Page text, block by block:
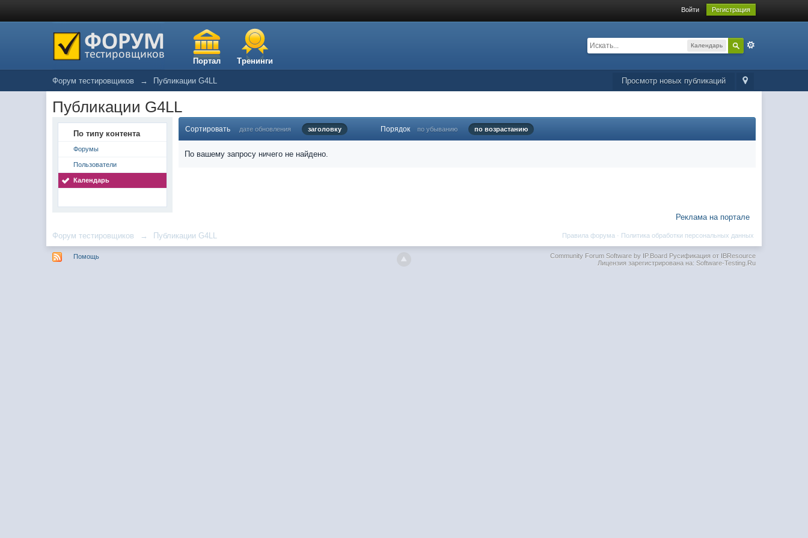
Войти Регистрация
Портал Тренинги
Календарь
Просмотр новых публикаций
Форум тестировщиков → Публикации G4LL
Публикации G4LL
По типу контента
Форумы
Пользователи
Календарь
Сортировать дате обновления заголовку Порядок по убыванию по возрастанию
По вашему запросу ничего не найдено.
Реклама на портале
Форум тестировщиков → Публикации G4LL Политика обработки персональных данных
Правила форума ·
Помощь Community Forum Software by IP.BoardРусификация от IBResource
Лицензия зарегистрирована на: Software-Testing.Ru